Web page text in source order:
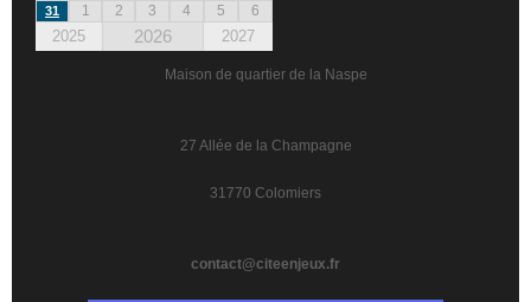
31 1 2 3 4 5 6
2025 2026 2027
Maison de quartier de la Naspe
27 Allée de la Champagne
31770 Colomiers
contact@citeenjeux.fr